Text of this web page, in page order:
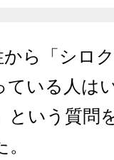
ら「シロ
ている人は
という質問